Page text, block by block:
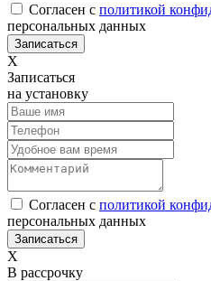
Согласен с политикой
персональных данных
Х
Записаться
на установку
Согласен с политикой
персональных данных
Х
В рассрочку